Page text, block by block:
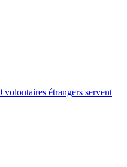
étrangers servent